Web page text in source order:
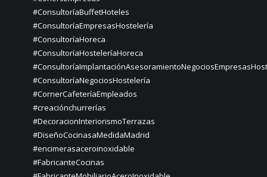
#ConsultoríaBuffetHoteles
#ConsultoríaEmpresasHostelería
#ConsultoríaHoreca
#ConsultoríaHosteleríaHoreca
#ConsultoríaNegociosHostelería
#CornerCafeteríaEmpleados
#creaciónchurrerías
#DecoracionInteriorismoTerrazas
#DiseñoCocinasaMedidaMadrid
#encimerasaceroinoxidable
#FabricanteCocinas